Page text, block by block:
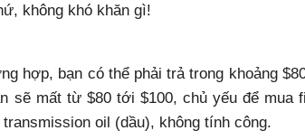
không khó khăn gì!
hợp, bạn có thể phải trả trong khoảng
sẽ mất từ $80 tới $100, chủ yếu để mua
oil (dầu), không tính công.